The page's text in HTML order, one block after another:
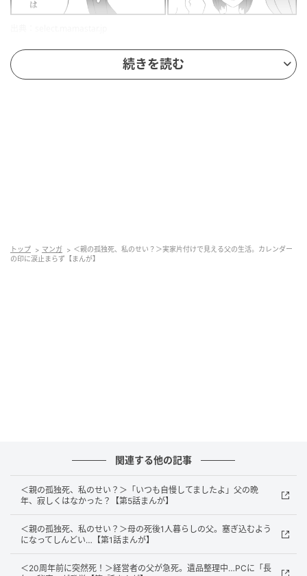
同僚たちと話すうちに、父が実家で1人で亡くなったと
出典：select.mamastar.jp
続きを読む
トップ マンガ
＜親の孤独死、私のせい？＞実家片付けで見える父の生活。カレンダー
の印に涙止まらず【まんが】
関連する他の記事
＜親の孤独死、私のせい？＞「いつも自慢してましたよ」父の晩
年、寂しくはなかった？【第5話まんが】
＜親の孤独死、私のせい？＞母の死後1人暮らしの父。塞ぎ込むよう
になってしんどい…【第1話まんが】
＜20周年前に突然死！＞経営者の父が急死。遺品整理中…PCに「長